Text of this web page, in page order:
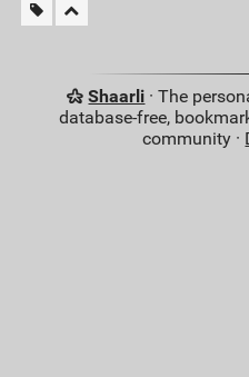
Shaarli · The
database-free,
community ·